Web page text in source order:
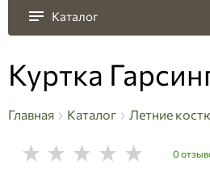
Каталог
Куртка
Главная Каталог Летние
0